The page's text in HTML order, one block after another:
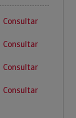
Consultar
Consultar
Consultar
Consultar